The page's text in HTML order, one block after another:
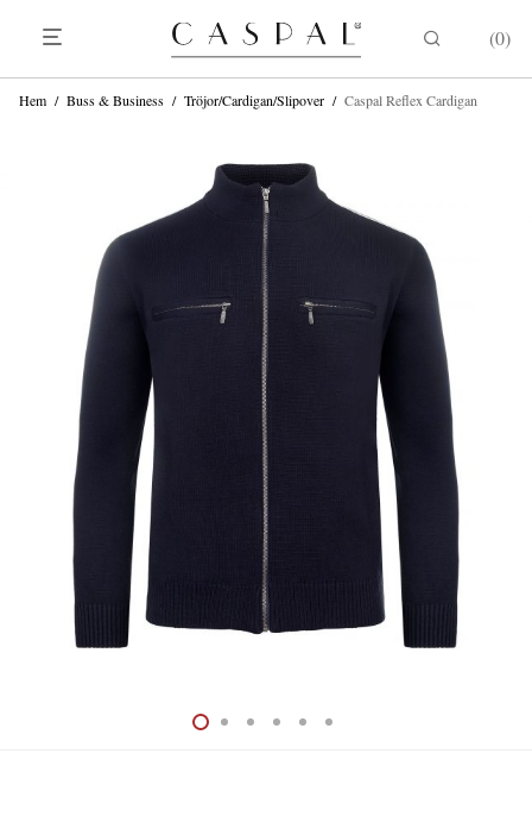
0
Hem / Buss & Business / Tröjor/Cardigan/Slipover / Caspal Reflex Cardigan